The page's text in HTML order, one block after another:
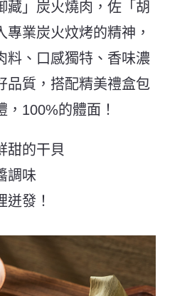
藏」炭火燒肉，佐「胡
專業炭火炆烤的精神，
料、口感獨特、香味濃
品質，搭配精美禮盒包
100%的體面！
甜的干貝
調味
迸發！